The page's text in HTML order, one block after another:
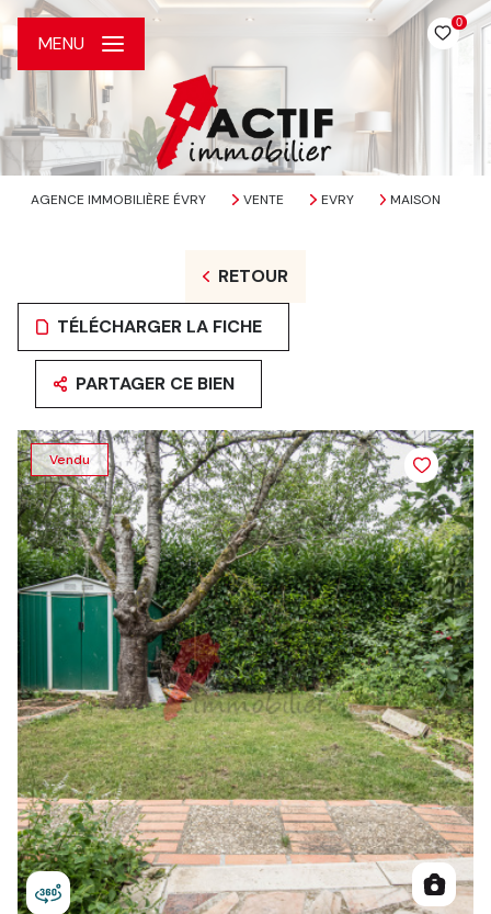
0
MENU
AGENCE IMMOBILIÈRE ÉVRY VENTE EVRY MAISON
RETOUR
TÉLÉCHARGER LA FICHE
PARTAGER CE BIEN
Vendu